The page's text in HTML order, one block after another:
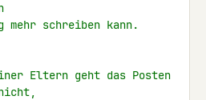
mehr schreiben kann.
Eltern geht das Posten